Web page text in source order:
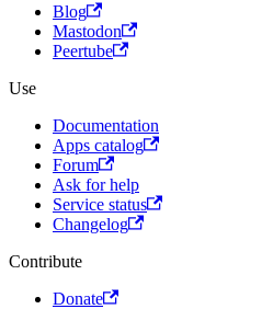
Blog
Mastodon
Peertube
Use
Documentation
Apps catalog
Forum
Ask for help
Service status
Changelog
Contribute
Donate